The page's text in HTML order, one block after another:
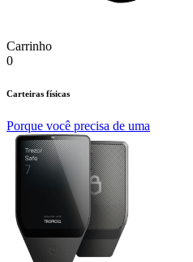
Carrinho
0
Carteiras físicas
Porque você precisa de uma